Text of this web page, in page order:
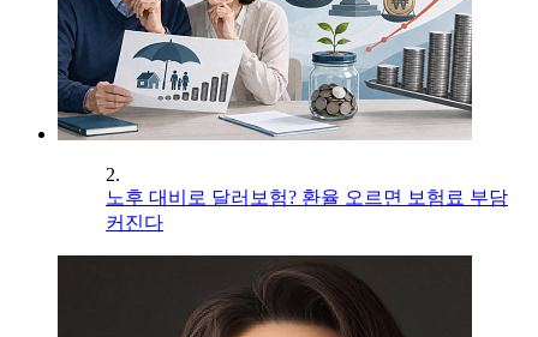
2.
노후 대비로 달러보험? 환율 오르면 보험료 부담
커진다